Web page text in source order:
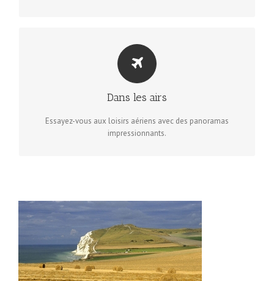
Dans les airs
Essayez-vous aux loisirs aériens avec des panoramas
impressionnants.
ENVOLEZ-VOUS!
Deltaplane, ULM, hélicoptère… Choisissez ce qui vous
correspond aux mieux pour changer votre regard sur le
littoral de la Côte d’Opale.